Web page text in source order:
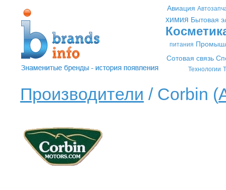
Авиация
химия Бытовая
питания
Сотовая связь
Технологии
Производители / Corbin (